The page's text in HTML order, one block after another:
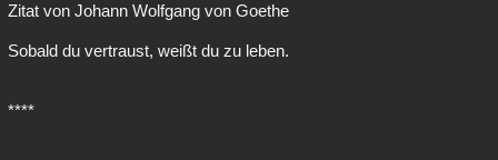
Zitat von Johann Wolfgang von Goethe
Sobald du vertraust, weißt du zu leben.
****